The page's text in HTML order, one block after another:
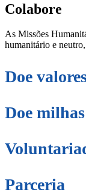
Colabore
As Missões
humanitário e
Doe
Doe milhas
Parceria